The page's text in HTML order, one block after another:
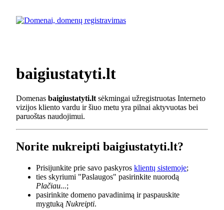
baigiustatyti.lt
Domenas baigiustatyti.lt sėkmingai užregistruotas Interneto
vizijos kliento vardu ir šiuo metu yra pilnai aktyvuotas bei
paruoštas naudojimui.
Norite nukreipti baigiustatyti.lt?
Prisijunkite prie savo paskyros klientų sistemoje;
ties skyriumi "Paslaugos" pasirinkite nuorodą
Plačiau...;
pasirinkite domeno pavadinimą ir paspauskite
mygtuką Nukreipti.